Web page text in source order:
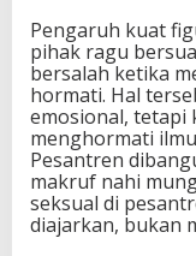
Pengaruh kuat
pihak ragu
bersalah ketika
hormati. Hal
emosional, tetapi
menghormati
Pesantren
makruf nahi
seksual di
diajarkan, bukan